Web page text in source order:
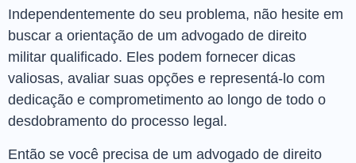
Independentemente do seu problema, não hesite em
buscar a orientação de um advogado de direito
militar qualificado. Eles podem fornecer dicas
valiosas, avaliar suas opções e representá-lo com
dedicação e comprometimento ao longo de todo o
desdobramento do processo legal.
Então se você precisa de um advogado de direito